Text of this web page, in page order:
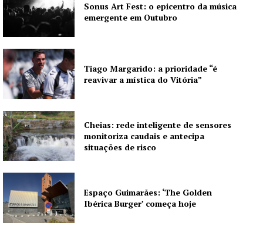
Sonus Art Fest: o epicentro da música
emergente em Outubro
Tiago Margarido: a prioridade “é
reavivar a mística do Vitória”
Cheias: rede inteligente de sensores
monitoriza caudais e antecipa
situações de risco
Espaço Guimarães: ‘The Golden
Ibérica Burger’ começa hoje